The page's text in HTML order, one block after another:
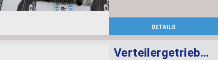
DETAILS
Verteilergetriebe ATC35L 27108623346